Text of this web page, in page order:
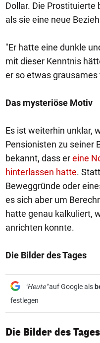
Dollar. Die Prostituierte
als sie eine neue
"Er hatte eine dunkle
mit dieser Kenntnis
er so etwas grausames
Das mysteriöse Motiv
Es ist weiterhin unklar,
Pensionisten zu seiner
bekannt, dass ereine
hinterlassen hatte.
Beweggründe oder
es sich aber um
hatte genau kalkuliert,
anrichten konnte.
Die Bilder des Tages
"Heute"auf Google als
festlegen
Die Bilder des Tages
1/50